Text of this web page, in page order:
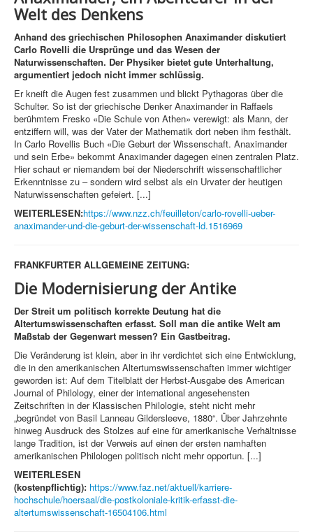
Welt des Denkens
Anhand des griechischen Philosophen Anaximander diskutiert
Carlo Rovelli die Ursprünge und das Wesen der
Naturwissenschaften. Der Physiker bietet gute Unterhaltung,
argumentiert jedoch nicht immer schlüssig.
Er kneift die Augen fest zusammen und blickt Pythagoras über die
Schulter. So ist der griechische Denker Anaximander in Raffaels
berühmtem Fresko «Die Schule von Athen» verewigt: als Mann, der
entziffern will, was der Vater der Mathematik dort neben ihm festhält.
In Carlo Rovellis Buch «Die Geburt der Wissenschaft. Anaximander
und sein Erbe» bekommt Anaximander dagegen einen zentralen Platz.
Hier schaut er niemandem bei der Niederschrift wissenschaftlicher
Erkenntnisse zu – sondern wird selbst als ein Urvater der heutigen
Naturwissenschaften gefeiert. [...]
WEITERLESEN:https://www.nzz.ch/feuilleton/carlo-rovelli-ueber-
anaximander-und-die-geburt-der-wissenschaft-ld.1516969
FRANKFURTER ALLGEMEINE ZEITUNG:
Die Modernisierung der Antike
Der Streit um politisch korrekte Deutung hat die
Altertumswissenschaften erfasst. Soll man die antike Welt am
Maßstab der Gegenwart messen? Ein Gastbeitrag.
Die Veränderung ist klein, aber in ihr verdichtet sich eine Entwicklung,
die in den amerikanischen Altertumswissenschaften immer wichtiger
geworden ist: Auf dem Titelblatt der Herbst-Ausgabe des American
Journal of Philology, einer der international angesehensten
Zeitschriften in der Klassischen Philologie, steht nicht mehr
„begründet von Basil Lanneau Gildersleeve, 1880“. Über Jahrzehnte
hinweg Ausdruck des Stolzes auf eine für amerikanische Verhältnisse
lange Tradition, ist der Verweis auf einen der ersten namhaften
amerikanischen Philologen politisch nicht mehr opportun. [...]
WEITERLESEN
(kostenpflichtig): https://www.faz.net/aktuell/karriere-
hochschule/hoersaal/die-postkoloniale-kritik-erfasst-die-
altertumswissenschaft-16504106.html